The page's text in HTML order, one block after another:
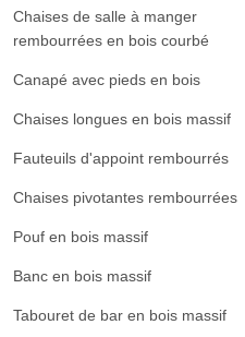
Chaises de salle à manger
rembourrées en bois courbé
Canapé avec pieds en bois
Chaises longues en bois massif
Fauteuils d'appoint rembourrés
Chaises pivotantes rembourrées
Pouf en bois massif
Banc en bois massif
Tabouret de bar en bois massif